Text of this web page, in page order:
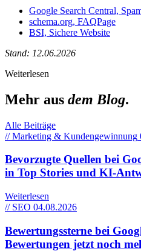
Google Search Central,
schema.org, FAQPage
BSI, Sichere Website
Stand: 12.06.2026
Weiterlesen
Mehr aus dem Blog.
Alle Beiträge
// Marketing & Kundengewinnung
Bevorzugte Quellen bei
in Top Stories und KI-
Weiterlesen
// SEO 04.08.2026
Bewertungssterne bei
Bewertungen jetzt noch